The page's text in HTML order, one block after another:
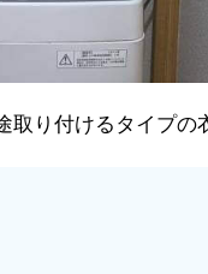
り付けるタイプの